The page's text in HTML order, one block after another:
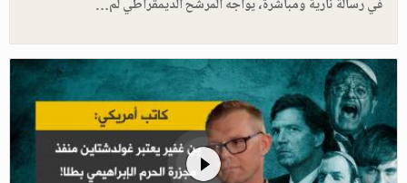
في رسالة نارية ومباشرة، يواجه المرشح الديمقراطي لم…